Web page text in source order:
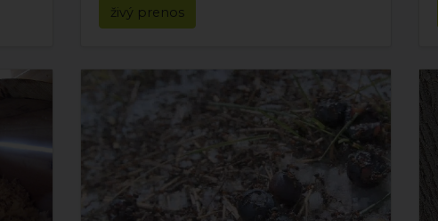
živý prenos